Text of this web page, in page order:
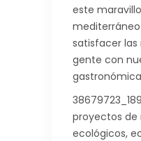
este
satisfacer las
gente con
proyectos de
ecológicos,